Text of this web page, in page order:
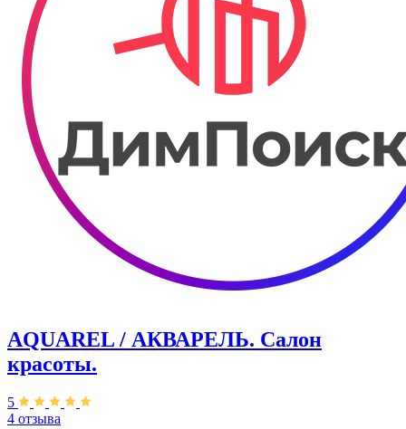
AQUAREL / АКВАРЕЛЬ. Салон
красоты.
5
4 отзыва